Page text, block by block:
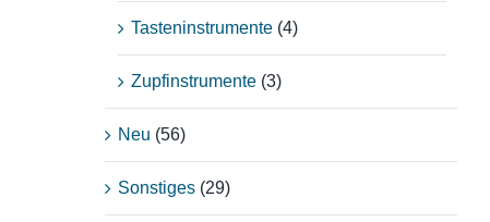
Tasteninstrumente (4)
Zupfinstrumente (3)
Neu (56)
Sonstiges (29)